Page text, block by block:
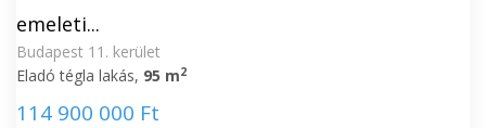
emeleti...
Budapest 11. kerület
Eladó tégla lakás, 95 m2
114 900 000 Ft